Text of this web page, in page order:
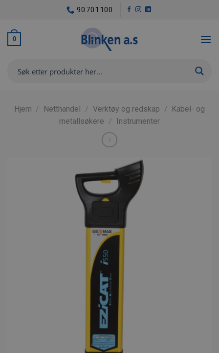
content
90701100
0
Hjem / Netthandel / Verktøy og redskap / Kabel- og
metallsøkere / Instrumenter